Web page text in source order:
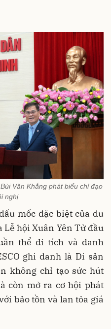
Văn Khắng phát biểu chỉ đạo
nghị
mốc đặc biệt của du
hội Xuân Yên Tử đầu
thể di tích và danh
ghi danh là Di sản
không chỉ tạo sức hút
còn mở ra cơ hội phát
bảo tồn và lan tỏa giá